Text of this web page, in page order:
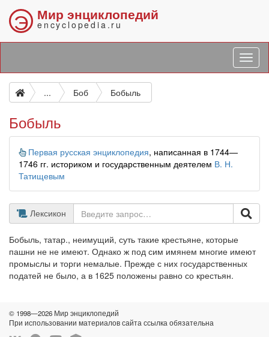
Э Мир энциклопедий
encyclopedia.ru
... Боб Бобыль
Бобыль
Информация
Первая русская энциклопедия, написанная в 1744—
1746 гг. историком и государственным деятелем В. Н.
Татищевым
Лексикон
Бобыль, татар., неимущий, суть такие крестьяне, которые
пашни не не имеют. Однако ж под сим имянем многие имеют
промыслы и торги немалые. Прежде с них государственных
податей не было, а в 1625 положены равно со крестьян.
© 1998—2026 Мир энциклопедий
При использовании материалов сайта ссылка обязательна